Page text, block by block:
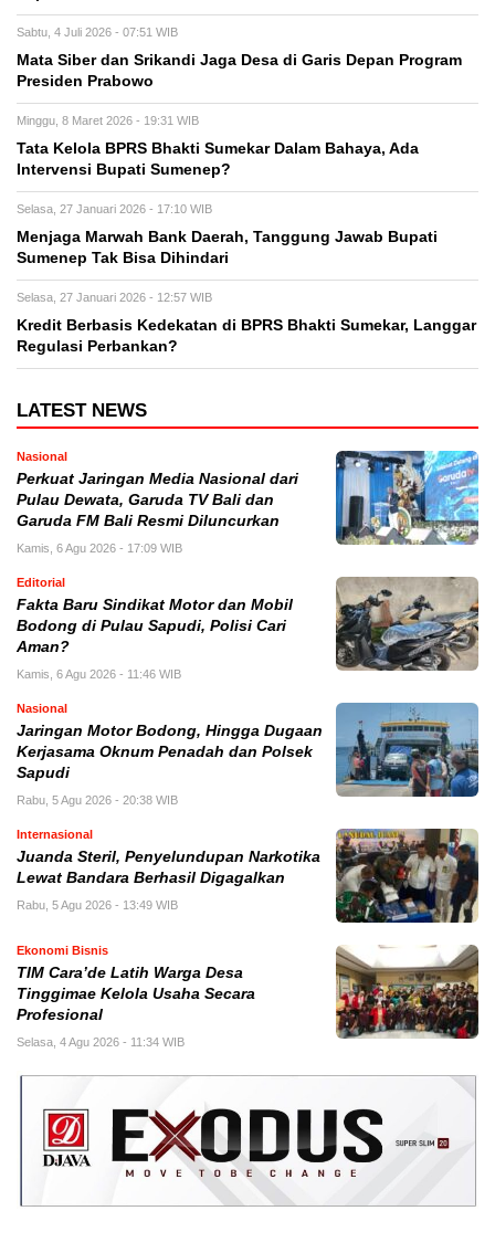
Sabtu, 4 Juli 2026 - 07:51 WIB
Mata Siber dan Srikandi Jaga Desa di Garis Depan Program
Presiden Prabowo
Minggu, 8 Maret 2026 - 19:31 WIB
Tata Kelola BPRS Bhakti Sumekar Dalam Bahaya, Ada
Intervensi Bupati Sumenep?
Selasa, 27 Januari 2026 - 17:10 WIB
Menjaga Marwah Bank Daerah, Tanggung Jawab Bupati
Sumenep Tak Bisa Dihindari
Selasa, 27 Januari 2026 - 12:57 WIB
Kredit Berbasis Kedekatan di BPRS Bhakti Sumekar, Langgar
Regulasi Perbankan?
LATEST NEWS
Nasional
Perkuat Jaringan Media Nasional dari
Pulau Dewata, Garuda TV Bali dan
Garuda FM Bali Resmi Diluncurkan
Kamis, 6 Agu 2026 - 17:09 WIB
Editorial
Fakta Baru Sindikat Motor dan Mobil
Bodong di Pulau Sapudi, Polisi Cari
Aman?
Kamis, 6 Agu 2026 - 11:46 WIB
Nasional
Jaringan Motor Bodong, Hingga Dugaan
Kerjasama Oknum Penadah dan Polsek
Sapudi
Rabu, 5 Agu 2026 - 20:38 WIB
Internasional
Juanda Steril, Penyelundupan Narkotika
Lewat Bandara Berhasil Digagalkan
Rabu, 5 Agu 2026 - 13:49 WIB
Ekonomi Bisnis
TIM Cara’de Latih Warga Desa
Tinggimae Kelola Usaha Secara
Profesional
Selasa, 4 Agu 2026 - 11:34 WIB